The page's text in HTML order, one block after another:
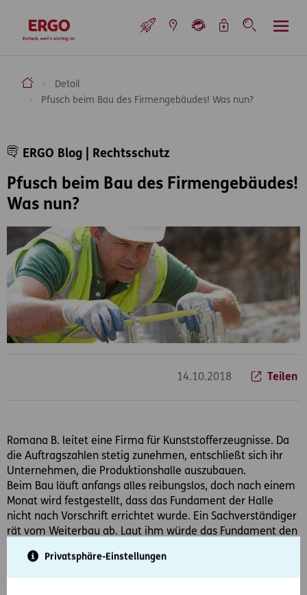
Privatsphäre-Einstellungen
zur Startseite
ERGO Versicherung Aktiengesellschaft
Detail
Pfusch beim Bau des Firmengebäudes! Was nun?
Pfusch beim Bau des Firmengebäudes!
Was nun?
ERGO Blog | Rechtsschutz
14.10.2018 Teilen
Romana B. leitet eine Firma für Kunststofferzeugnisse. Da
die Auftragszahlen stetig zunehmen, entschließt sich ihr
Unternehmen, die Produktionshalle auszubauen.
Beim Bau läuft anfangs alles reibungslos, doch nach einem
Monat wird festgestellt, dass das Fundament der Halle
nicht nach Vorschrift errichtet wurde. Ein Sachverständiger
rät vom Weiterbau ab. Laut ihm würde das Fundament den
führen könnte, dass die Produktionshalle einsturzgefährdet
ist. Die Baufirma will den Fehler nicht eingestehen und